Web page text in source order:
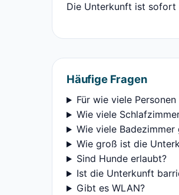
Die Unterkunft ist sofort
Häufige Fragen
Für wie viele
Wie viele
Wie viele Badezimmer
Wie groß ist die
Sind Hunde erlaubt?
Ist die Unterkunft
Gibt es WLAN?